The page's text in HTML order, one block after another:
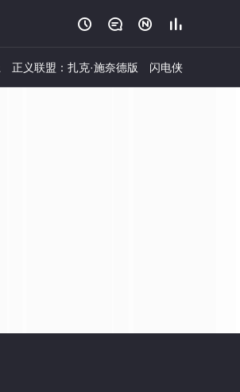
   
正义联盟：扎克·施奈德版 闪电侠